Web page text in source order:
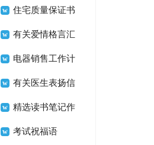
住宅质量保证书
九篇有关爱情格言汇
总74句电器销售工作计
划 有关医生表扬信
四篇精选读书笔记作
文三篇考试祝福语